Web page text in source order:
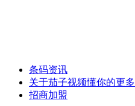
条码资讯
关于茄子视频懂你的更多
招商加盟